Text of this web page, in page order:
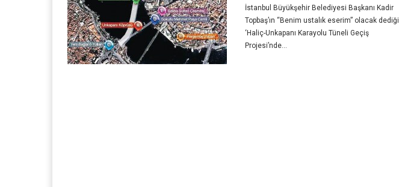
İstanbul Büyükşehir Belediyesi Başkanı Kadir
Topbaş’ın “Benim ustalık eserim” olacak dediği
‘Haliç-Unkapanı Karayolu Tüneli Geçiş
Projesi’nde...